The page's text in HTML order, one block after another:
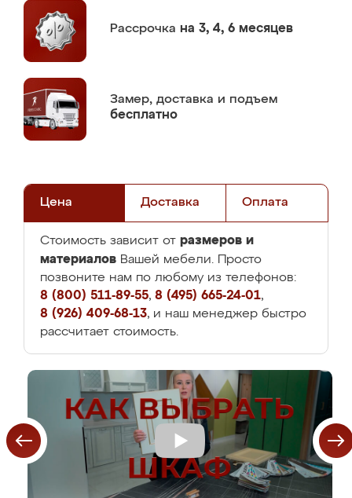
Рассрочка на 3, 4, 6 месяцев
Замер, доставка и подъем
бесплатно
Цена Доставка Оплата
Стоимость зависит от размеров и
материалов Вашей мебели. Просто
позвоните нам по любому из телефонов:
8 (800) 511-89-55, 8 (495) 665-24-01,
8 (926) 409-68-13, и наш менеджер быстро
рассчитает стоимость.